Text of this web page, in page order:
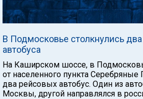
В Подмосковье столкнулись
автобуса
На Каширском шоссе, в
от населенного пункта Серебряные
два рейсовых автобус. Один из
Москвы, другой направлялся в